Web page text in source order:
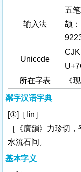
输入法
五
颉
Unicode
CJK
所在字表
《
粼字汉语字典
[①]［lín］
［《廣韻》力珍切，
水流石间。
基本字义